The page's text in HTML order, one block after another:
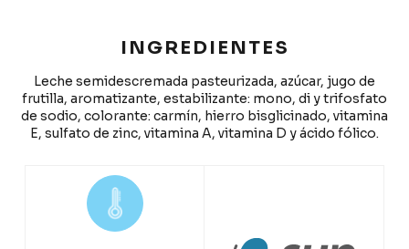
INGREDIENTES
Leche semidescremada pasteurizada, azúcar, jugo de
frutilla, aromatizante, estabilizante: mono, di y trifosfato
de sodio, colorante: carmín, hierro bisglicinado, vitamina
E, sulfato de zinc, vitamina A, vitamina D y ácido fólico.